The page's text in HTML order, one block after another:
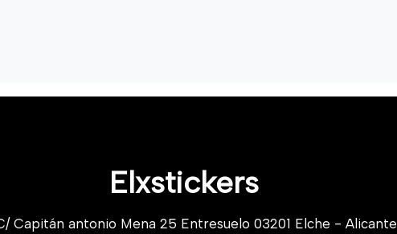
Elxstickers
Capitán antonio Mena 25 Entresuelo 03201 Elche - Alicante